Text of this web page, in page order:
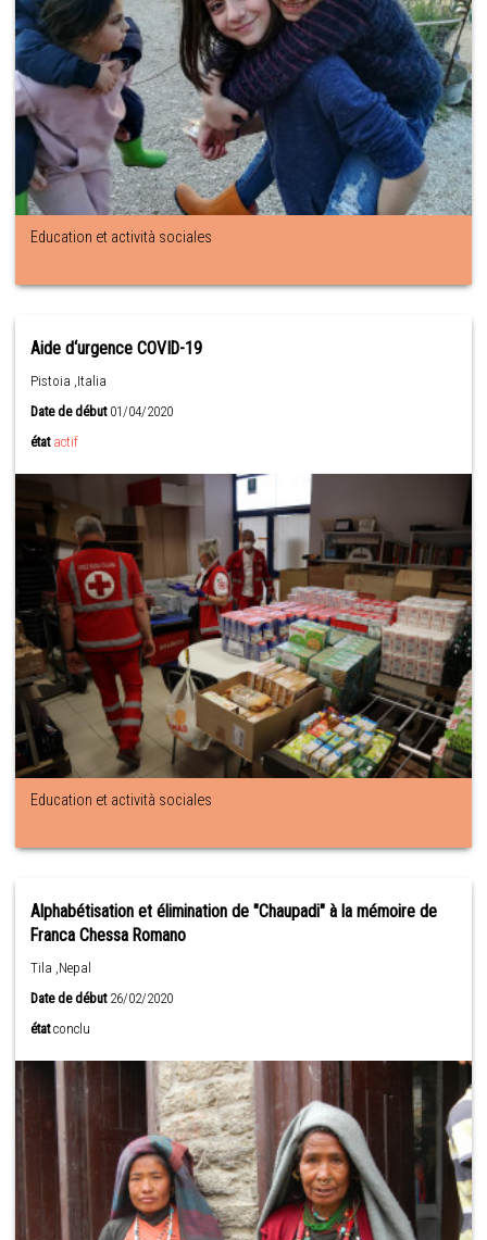
Education et actività sociales
Aide d‘urgence COVID-19
Pistoia ,Italia
Date de début01/04/2020
état actif
Education et actività sociales
Alphabétisation et élimination de "Chaupadi" à la mémoire de
Franca Chessa Romano
Tila ,Nepal
Date de début26/02/2020
état conclu